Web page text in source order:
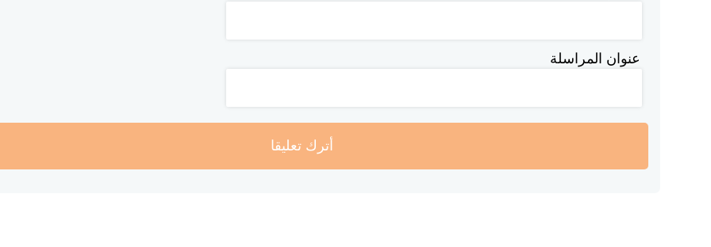
عنوان المراسلة
أترك تعليقا